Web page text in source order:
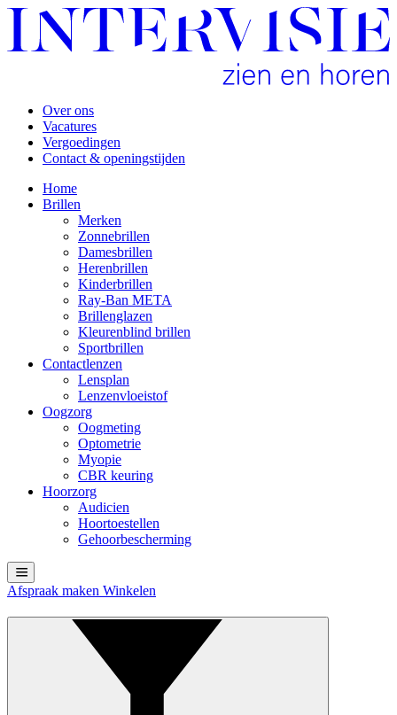
Over ons
Vacatures
Vergoedingen
Contact & openingstijden
Home
Brillen
Merken
Zonnebrillen
Damesbrillen
Herenbrillen
Kinderbrillen
Ray-Ban META
Brillenglazen
Kleurenblind brillen
Sportbrillen
Contactlenzen
Lensplan
Lenzenvloeistof
Oogzorg
Oogmeting
Optometrie
Myopie
CBR keuring
Hoorzorg
Audicien
Hoortoestellen
Gehoorbescherming
Afspraak maken Winkelen